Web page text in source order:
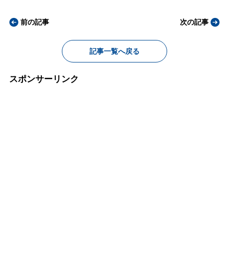
前の記事
記事一覧へ戻る
次の記事
スポンサーリンク